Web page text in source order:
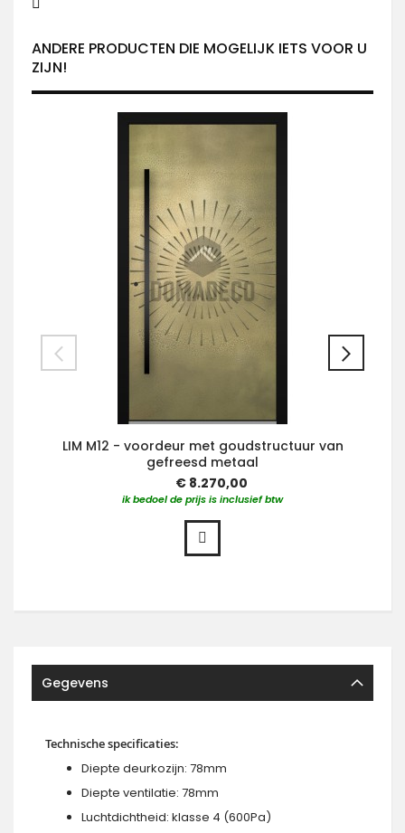
ANDERE PRODUCTEN DIE MOGELIJK IETS VOOR U
ZIJN!
LIM M12 - voordeur met goudstructuur van
gefreesd metaal
€ 8.270,00
ik bedoel de prijs is inclusief btw
Gegevens